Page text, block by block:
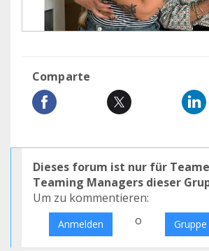
Comparte
Dieses forum ist nur für
Teaming Managers dieser
Um zu kommentieren:
Anmelden o